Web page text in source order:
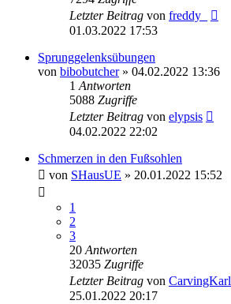
Letzter Beitrag von freddy_
01.03.2022 17:53
Sprunggelenksübungen
von bibobutcher» 04.02.2022 13:36
1 Antworten
5088 Zugriffe
Letzter Beitrag von elypsis
04.02.2022 22:02
Schmerzen in den Fußsohlen
von SHausUE » 20.01.2022 15:52
1
2
3
20 Antworten
32035 Zugriffe
Letzter Beitrag von
25.01.2022 20:17